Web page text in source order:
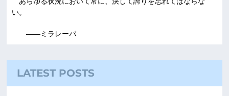
い。
――ミラレーパ
LATEST POSTS